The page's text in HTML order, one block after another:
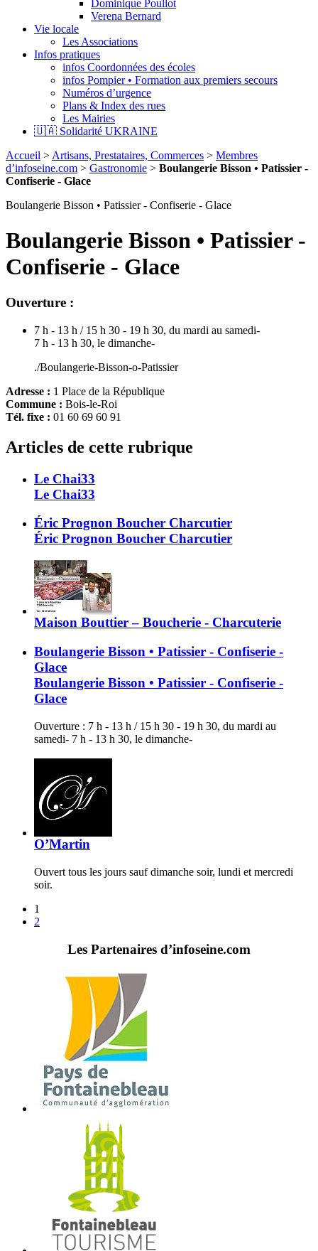
Dominique Poullot
Verena Bernard
Vie locale
Les Associations
Infos pratiques
infos Coordonnées des écoles
infos Pompier • Formation aux premiers secours
Numéros d’urgence
Plans & Index des rues
Les Mairies
🇺🇦 Solidarité UKRAINE
Accueil > Artisans, Prestataires, Commerces > Membres
d’infoseine.com > Gastronomie > Boulangerie Bisson • Patissier -
Confiserie - Glace
Boulangerie Bisson • Patissier - Confiserie - Glace
Boulangerie Bisson • Patissier -
Confiserie - Glace
Ouverture :
7 h - 13 h / 15 h 30 - 19 h 30, du mardi au samedi-
7 h - 13 h 30, le dimanche-
./Boulangerie-Bisson-o-Patissier
Adresse : 1 Place de la République
Commune : Bois-le-Roi
Tél. fixe : 01 60 69 60 91
Articles de cette rubrique
Le Chai33
Le Chai33
Éric Prognon Boucher Charcutier
Éric Prognon Boucher Charcutier
Maison Bouttier – Boucherie - Charcuterie
Boulangerie Bisson • Patissier - Confiserie -
Glace
Boulangerie Bisson • Patissier - Confiserie -
Glace
Ouverture : 7 h - 13 h / 15 h 30 - 19 h 30, du mardi au
samedi- 7 h - 13 h 30, le dimanche-
O’Martin
Ouvert tous les jours sauf dimanche soir, lundi et mercredi
soir.
1
2
Les Partenaires d’infoseine.com